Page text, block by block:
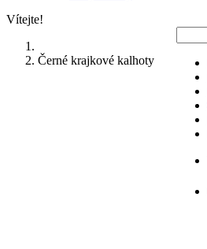
Vítejte!
Černé krajkové kalhoty